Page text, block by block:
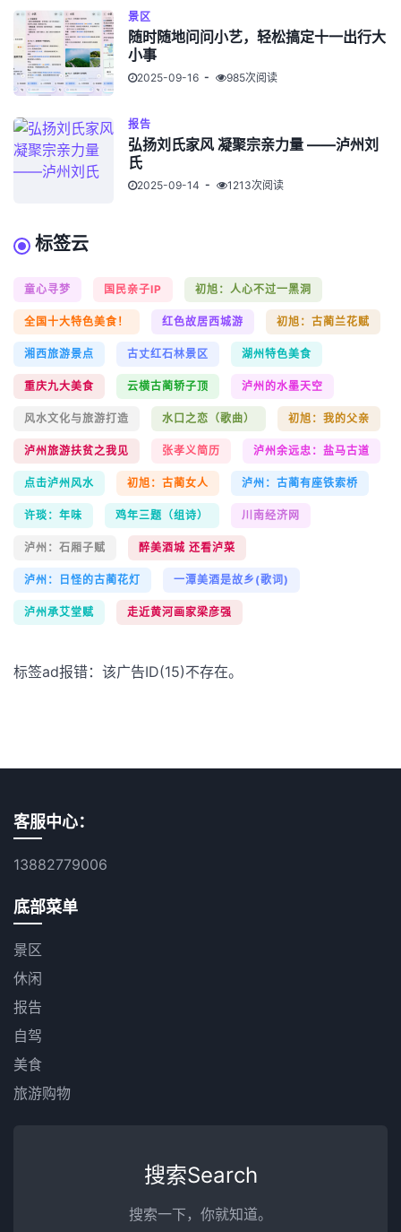
景区
随时随地问问小艺，轻松搞定十一出行大
小事
2025-09-16 985次阅读
报告
弘扬刘氏家风 凝聚宗亲力量 ——泸州刘
氏
2025-09-14 1213次阅读
标签云
童心寻梦 国民亲子IP 初旭：人心不过一黑洞
全国十大特色美食！ 红色故居西城游 初旭：古蔺兰花赋
湘西旅游景点 古丈红石林景区 湖州特色美食
重庆九大美食 云横古蔺轿子顶 泸州的水墨天空
风水文化与旅游打造 水口之恋（歌曲） 初旭：我的父亲
泸州旅游扶贫之我见 张孝义简历 泸州余远忠：盐马古道
点击泸州风水 初旭：古蔺女人 泸州：古蔺有座铁索桥
许琰：年味 鸡年三题（组诗） 川南经济网
泸州：石厢子赋 醉美酒城 还看泸菜
泸州：日怪的古蔺花灯 一潭美酒是故乡(歌词)
泸州承艾堂赋 走近黄河画家梁彦强
标签ad报错：该广告ID(15)不存在。
客服中心：
13882779006
底部菜单
景区
休闲
报告
自驾
美食
旅游购物
搜索Search
搜索一下，你就知道。